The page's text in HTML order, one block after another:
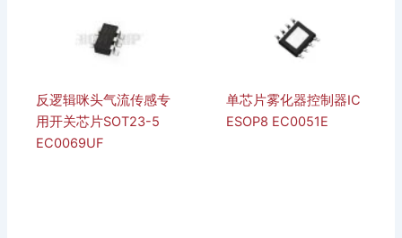
反逻辑咪头气流传感专
用开关芯片SOT23-5
EC0069UF
单芯片雾化器控制器IC
ESOP8 EC0051E